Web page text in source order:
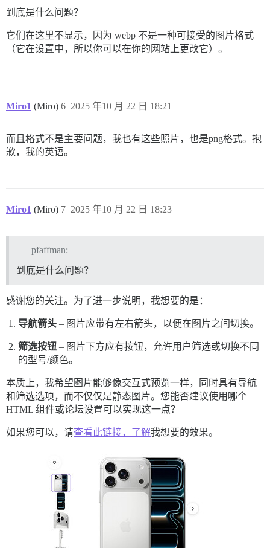
到底是什么问题？
它们在这里不显示，因为 webp 不是一种可接受的图片格式
（它在设置中，所以你可以在你的网站上更改它）。
Miro1 (Miro) 2025 年10 月 22 日 18:21
6
而且格式不是主要问题，我也有这些照片，也是png格式。抱
歉，我的英语。
Miro1 (Miro) 2025 年10 月 22 日 18:23
7
pfaffman:
到底是什么问题？
感谢您的关注。为了进一步说明，我想要的是：
导航箭头 – 图片应带有左右箭头，以便在图片之间切换。
筛选按钮 – 图片下方应有按钮，允许用户筛选或切换不同
的型号/颜色。
本质上，我希望图片能够像交互式预览一样，同时具有导航
和筛选选项，而不仅仅是静态图片。您能否建议使用哪个
HTML 组件或论坛设置可以实现这一点？
如果您可以，请查看此链接，了解我想要的效果。